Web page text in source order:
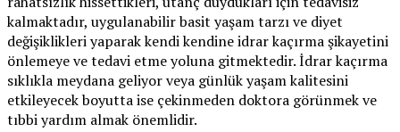
kalmaktadır, uygulanabilir basit yaşam tarzı ve diyet
değişiklikleri yaparak kendi kendine idrar kaçırma şikayetini
önlemeye ve tedavi etme yoluna gitmektedir. İdrar kaçırma
sıklıkla meydana geliyor veya günlük yaşam kalitesini
etkileyecek boyutta ise çekinmeden doktora görünmek ve
tıbbi yardım almak önemlidir.